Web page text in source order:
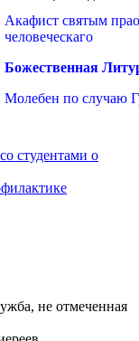
Акафист святым
человеческаго
Божественная
Молебен по случаю
студентами о